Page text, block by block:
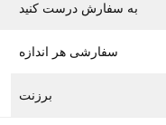
به سفارش درست کنید
سفارشی هر اندازه
برزنت